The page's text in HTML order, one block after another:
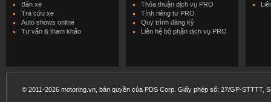
Bán xe
Tra cứu xe
Auto shows online
Tư vấn & tham khảo
Thỏa thuận dịch vụ PRO
Tính riêng tư PRO
Quy trình đăng ký
Liên hệ bộ phận dịch vụ PRO
© 2011-2026 motoring.vn, bản quyền của PDS Corp. Giấy phép số: 27/GP-STTTT,